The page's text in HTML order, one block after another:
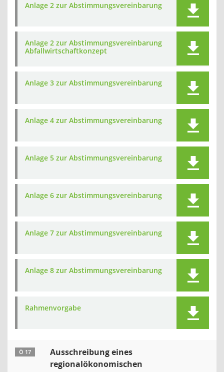
Anlage 2 zur Abstimmungsvereinbarung
Anlage 2 zur Abstimmungsvereinbarung
Abfallwirtschaftkonzept
Anlage 3 zur Abstimmungsvereinbarung
Anlage 4 zur Abstimmungsvereinbarung
Anlage 5 zur Abstimmungsvereinbarung
Anlage 6 zur Abstimmungsvereinbarung
Anlage 7 zur Abstimmungsvereinbarung
Anlage 8 zur Abstimmungsvereinbarung
Rahmenvorgabe
Ö 17
Ausschreibung eines
regionalökonomischen